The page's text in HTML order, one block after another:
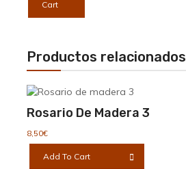
Cart
Productos relacionados
Rosario De Madera 3
8,50€
Add To Cart